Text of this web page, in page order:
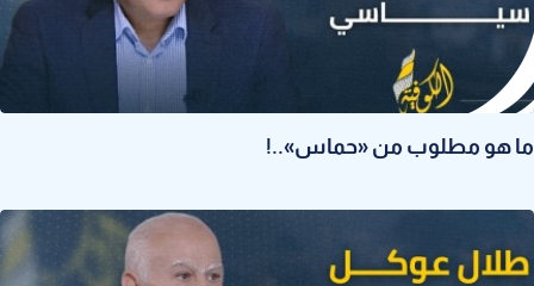
ما هو مطلوب من «حماس»..!